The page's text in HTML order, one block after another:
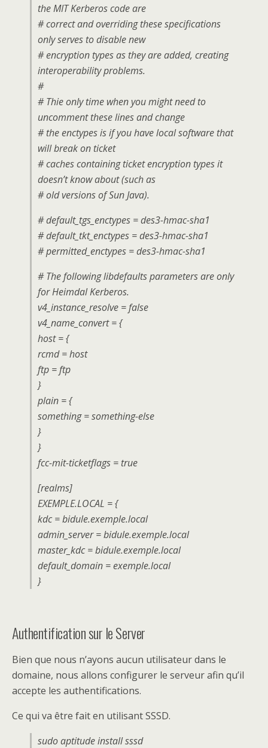
the MIT Kerberos code are
# correct and overriding these specifications
only serves to disable new
# encryption types as they are added, creating
interoperability problems.
#
# Thie only time when you might need to
uncomment these lines and change
# the enctypes is if you have local software that
will break on ticket
# caches containing ticket encryption types it
doesn’t know about (such as
# old versions of Sun Java).
# default_tgs_enctypes = des3-hmac-sha1
# default_tkt_enctypes = des3-hmac-sha1
# permitted_enctypes = des3-hmac-sha1
# The following libdefaults parameters are only
for Heimdal Kerberos.
v4_instance_resolve = false
v4_name_convert = {
host = {
rcmd = host
ftp = ftp
}
plain = {
something = something-else
}
}
fcc-mit-ticketflags = true
[realms]
EXEMPLE.LOCAL = {
kdc = bidule.exemple.local
admin_server = bidule.exemple.local
master_kdc = bidule.exemple.local
default_domain = exemple.local
}
Authentification sur le Server
Bien que nous n’ayons aucun utilisateur dans le
domaine, nous allons configurer le serveur afin qu’il
accepte les authentifications.
Ce qui va être fait en utilisant SSSD.
sudo aptitude install sssd